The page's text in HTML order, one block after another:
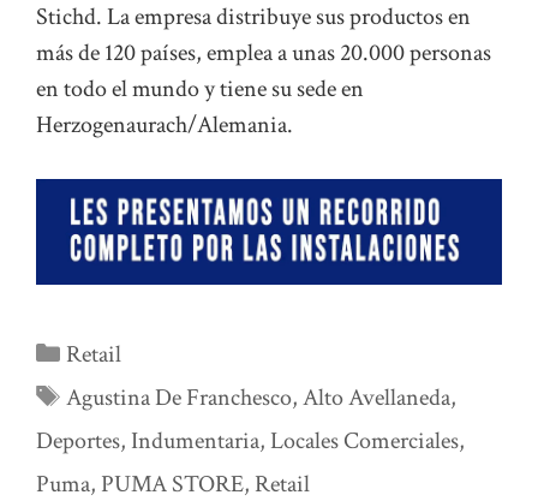
Stichd. La empresa distribuye sus productos en
más de 120 países, emplea a unas 20.000 personas
en todo el mundo y tiene su sede en
Herzogenaurach/Alemania.
Categorías
Retail
Etiquetas
Agustina De Franchesco,Alto Avellaneda,
Deportes, Indumentaria,Locales Comerciales,
Puma, PUMA STORE, Retail